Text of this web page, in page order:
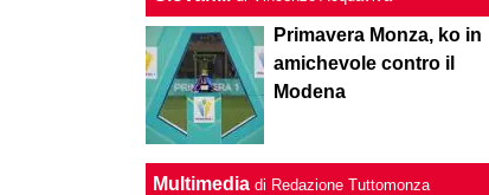
Primavera Monza, ko in
amichevole contro il
Modena
Multimedia di Redazione Tuttomonza